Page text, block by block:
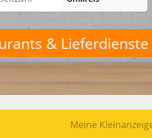
& Lieferdienste
Meine